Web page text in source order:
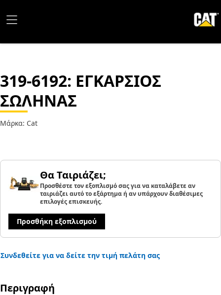
319-6192: ΕΓΚΑΡΣΙΟΣ
ΣΩΛΗΝΑΣ
Μάρκα: Cat
Θα Ταιριάζει;
Προσθέστε τον εξοπλισμό σας για να καταλάβετε αν
ταιριάζει αυτό το εξάρτημα ή αν υπάρχουν διαθέσιμες
επιλογές επισκευής.
Προσθήκη εξοπλισμού
Συνδεθείτε για να δείτε την τιμή πελάτη σας
Περιγραφή